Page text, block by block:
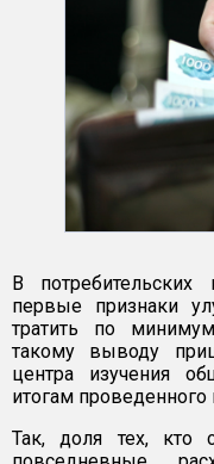
В потребительских
первые признаки
тратить по
такому выводу
центра изучения
итогам
Так, доля тех, кто